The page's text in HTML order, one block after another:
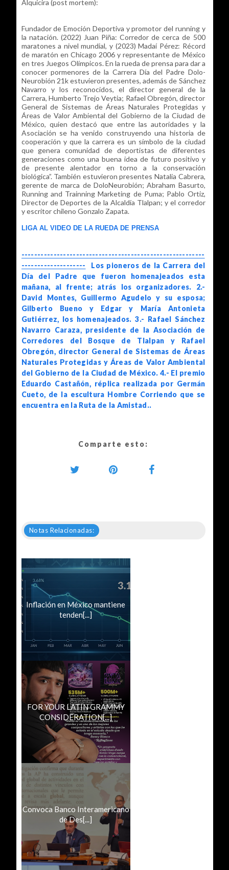
Alquicira (post mortem):
Fundador de Emoción Deportiva y promotor del running y
la natación. (2022) Juan Piña: Corredor de cerca de 500
maratones a nivel mundial, y (2023) Madaí Pérez: Récord
de maratón en Chicago 2006 y representante de México
en tres Juegos Olímpicos. En la rueda de prensa para dar a
conocer pormenores de la Carrera Día del Padre Dolo-
Neurobión 21k estuvieron presentes, además de Sánchez
Navarro y los reconocidos, el director general de la
Carrera, Humberto Trejo Veytia; Rafael Obregón, director
General de Sistemas de Áreas Naturales Protegidas y
Áreas de Valor Ambiental del Gobierno de la Ciudad de
México, quien destacó que entre las autoridades y la
Asociación se ha venido construyendo una historia de
cooperación y que la carrera es un símbolo de la ciudad
que genera comunidad de deportistas de diferentes
generaciones como una buena idea de futuro positivo y
de presente alentador en torno a la conservación
biológica”. También estuvieron presentes Natalia Cabrera,
gerente de marca de DoloNeurobión; Abraham Basurto,
Running and Trainning Marketing de Puma; Pablo Ortiz,
Director de Deportes de la Alcaldía Tlalpan; y el corredor
y escritor chileno Gonzalo Zapata.
LIGA AL VIDEO DE LA RUEDA DE PRENSA
---------------------------------------------------------
--------------------
Los pioneros de la Carrera del
Día del Padre que fueron homenajeados esta
mañana, al frente; atrás los organizadores. 2.-
David Montes, Guillermo Agudelo y su esposa;
Gilberto Bueno y Edgar y María Antonieta
Gutiérrez, los homenajeados. 3.- Rafael Sánchez
Navarro Caraza, presidente de la Asociación de
Corredores del Bosque de Tlalpan y Rafael
Obregón, director General de Sistemas de Áreas
Naturales Protegidas y Áreas de Valor Ambiental
del Gobierno de la Ciudad de México. 4.- El premio
Eduardo Castañón, réplica realizada por Germán
Cueto, de la escultura Hombre Corriendo que se
encuentra en la Ruta de la Amistad..
Comparte esto:
Notas Relacionadas:
Inflación en México mantiene
tenden[...]
FOR YOUR LATIN GRAMMY
CONSIDERATION[...]
Convoca Banco Interamericano
de Des[...]